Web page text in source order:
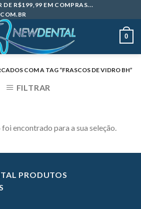
DE R$199,99 EM COMPRAS...
0
COM A TAG “FRASCOS DE VIDRO BH”
FILTRAR
encontrado para a sua seleção.
PRODUTOS